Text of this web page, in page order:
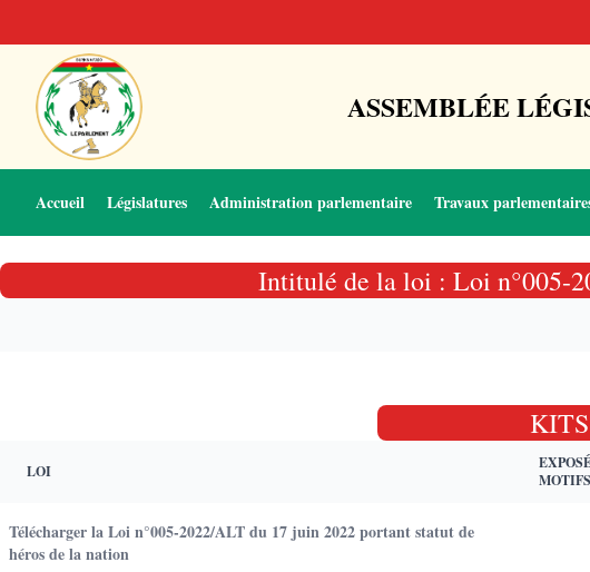
ASSEMBLÉE
Accueil Législatures Administration parlementaire Travaux
Intitulé de la loi : Loi n°005-
KITS
LOI
MOTIFS
Télécharger la Loi n°005-2022/ALT du 17 juin 2022 portant statut de
héros de la nation